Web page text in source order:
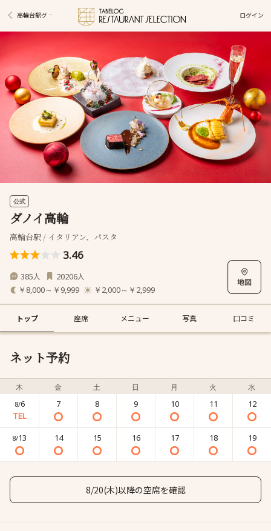
高輪台駅グルメ ログイン
公式
ダノイ高輪
高輪台駅 / イタリアン、パスタ
3.46
385人 20206人
￥8,000～￥9,999 ￥2,000～￥2,999
トップ 座席 メニュー 写真 口コミ
ネット予約
木 金 土 日 月 火 水
8/6 7 8 9 10 11 12
8/13 14 15 16 17 18 19
8/20(木)以降の空席を確認